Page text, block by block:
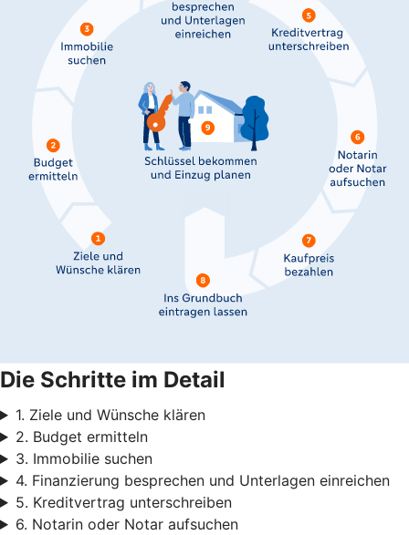
Die Schritte im Detail
1. Ziele und Wünsche klären
2. Budget ermitteln
3. Immobilie suchen
4. Finanzierung besprechen und Unterlagen einreichen
5. Kreditvertrag unterschreiben
6. Notarin oder Notar aufsuchen